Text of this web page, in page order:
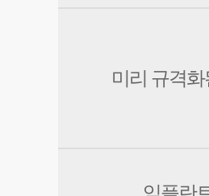
미리 규격